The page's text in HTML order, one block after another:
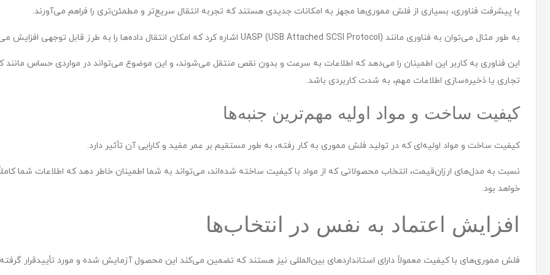
با پیشرفت فناوری، بسیاری از فلش مموری‌ها مجهز به امکانات جدیدی هستند که تجربه انتقال سریع‌تر و مطمئن‌تری را فراهم می‌آورند.
به طور مثال می‌توان به فناوری مانند UASP (USB Attached SCSI Protocol) اشاره کرد که امکان انتقال داده‌ها را به طرز قابل توجهی افزایش می‌دهد.
این فناوری به کاربر این اطمینان را می‌دهد که اطلاعات به سرعت و بدون نقص منتقل می‌شوند، و این موضوع می‌تواند در مواردی حساس مانند
تجاری یا ذخیره‌سازی اطلاعات مهم، به شدت کاربردی باشد.
کیفیت ساخت و مواد اولیه مهم‌ترین جنبه‌ها
کیفیت ساخت و مواد اولیه‌ای که در تولید فلش مموری به کار رفته، به طور مستقیم بر عمر مفید و کارایی آن تأثیر دارد.
نسبت به مدل‌های ارزان‌قیمت، انتخاب محصولاتی که از مواد با کیفیت ساخته شده‌اند، می‌تواند به شما اطمینان خاطر دهد که اطلاعات شما
خواهد بود.
افزایش اعتماد به نفس در انتخاب‌ها
فلش مموری‌های با کیفیت معمولاً دارای استانداردهای بین‌المللی نیز هستند که تضمین می‌کند این محصول آزمایش شده و مورد تأییدقرار